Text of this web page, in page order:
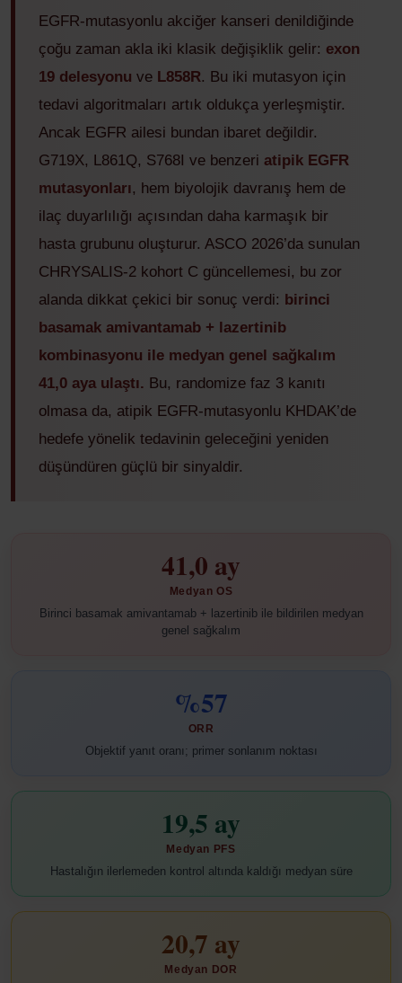
EGFR-mutasyonlu akciğer kanseri denildiğinde
çoğu zaman akla iki klasik değişiklik gelir: exon
19 delesyonu ve L858R. Bu iki mutasyon için
tedavi algoritmaları artık oldukça yerleşmiştir.
Ancak EGFR ailesi bundan ibaret değildir.
G719X, L861Q, S768I ve benzeriatipik EGFR
mutasyonları, hem biyolojik davranış hem de
ilaç duyarlılığı açısından daha karmaşık bir
hasta grubunu oluşturur. ASCO 2026’da sunulan
CHRYSALIS-2 kohort C güncellemesi, bu zor
alanda dikkat çekici bir sonuç verdi: birinci
basamak amivantamab + lazertinib
kombinasyonu ile medyan genel sağkalım
41,0 aya ulaştı. Bu, randomize faz 3 kanıtı
olmasa da, atipik EGFR-mutasyonlu KHDAK’de
hedefe yönelik tedavinin geleceğini yeniden
düşündüren güçlü bir sinyaldir.
41,0 ay
Medyan OS
Birinci basamak amivantamab + lazertinib ile bildirilen medyan
genel sağkalım
%57
ORR
Objektif yanıt oranı; primer sonlanım noktası
19,5 ay
Medyan PFS
Hastalığın ilerlemeden kontrol altında kaldığı medyan süre
20,7 ay
Medyan DOR